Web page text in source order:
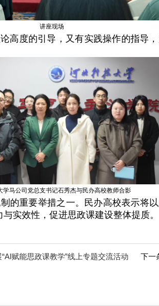
讲座现场
高度的引导，又有实践操作的指导
学马公司党总支书记石秀杰与民办高校教师合影
的重要举措之一。民办高校表示将
实效性，促进思政课建设整体提质。
赋能思政课教学”线上专题交流活动 下一